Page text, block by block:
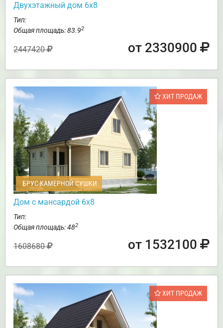
Двухэтажный дом 6х8
Тип:
Общая площадь: 83.92
2447420 от 2330900
ХИТ ПРОДАЖ
БРУС КАМЕРНОЙ СУШКИ
Дом с мансардой 6х8
Тип:
Общая площадь: 482
1608680 от 1532100
ХИТ ПРОДАЖ